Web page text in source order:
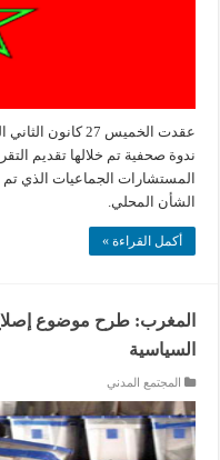
عقدت الخميس 27
ندوة صحفية تم خلالها تقديم
المستشارات الجماعيات الذي تم
الشأن المحلي.
أكمل القراءة »
المغرب: طرح موضوع إصلاح
السياسية
المجتمع المدني